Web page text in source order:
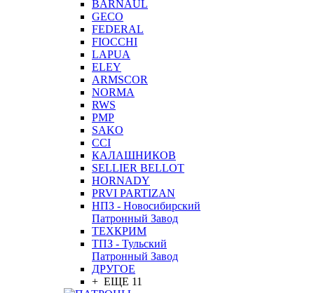
BARNAUL
GEСO
FEDERAL
FIOCCHI
LAPUA
ELEY
ARMSCOR
NORMA
RWS
PMP
SAKO
CCI
КАЛАШНИКОВ
SELLIER BELLOT
HORNADY
PRVI PARTIZAN
НПЗ - Новосибирский
Патронный Завод
ТЕХКРИМ
ТПЗ - Тульский
Патронный Завод
ДРУГОЕ
+ ЕЩЕ 11